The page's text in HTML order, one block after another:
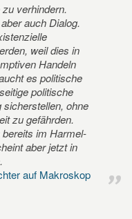
verhindern.
auch Dialog.
weil dies in
Handeln
es politische
politische
ohne
zu gefährden.
im Harmel-
aber jetzt in
auf Makroskop